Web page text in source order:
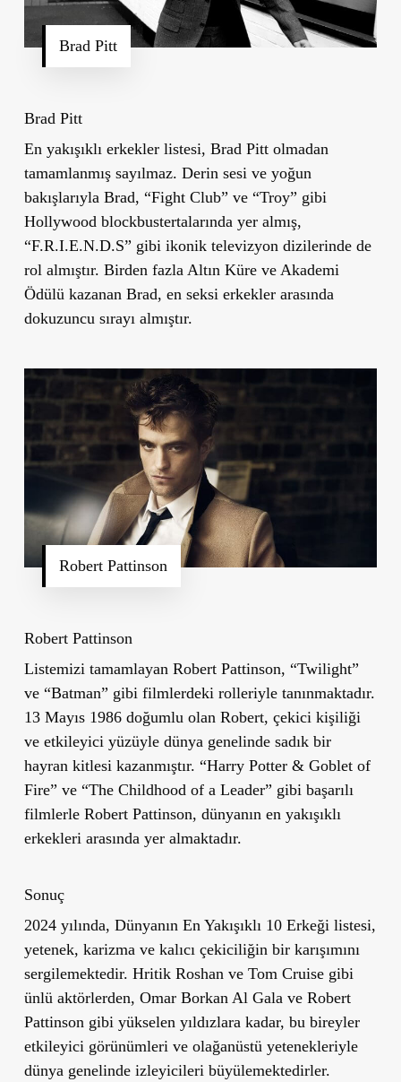
Brad Pitt
Brad Pitt
En yakışıklı erkekler listesi, Brad Pitt olmadan
tamamlanmış sayılmaz. Derin sesi ve yoğun
bakışlarıyla Brad, “Fight Club” ve “Troy” gibi
Hollywood blockbustertalarında yer almış,
“F.R.I.E.N.D.S” gibi ikonik televizyon dizilerinde de
rol almıştır. Birden fazla Altın Küre ve Akademi
Ödülü kazanan Brad, en seksi erkekler arasında
dokuzuncu sırayı almıştır.
Robert Pattinson
Robert Pattinson
Listemizi tamamlayan Robert Pattinson, “Twilight”
ve “Batman” gibi filmlerdeki rolleriyle tanınmaktadır.
13 Mayıs 1986 doğumlu olan Robert, çekici kişiliği
ve etkileyici yüzüyle dünya genelinde sadık bir
hayran kitlesi kazanmıştır. “Harry Potter & Goblet of
Fire” ve “The Childhood of a Leader” gibi başarılı
filmlerle Robert Pattinson, dünyanın en yakışıklı
erkekleri arasında yer almaktadır.
Sonuç
2024 yılında, Dünyanın En Yakışıklı 10 Erkeği listesi,
yetenek, karizma ve kalıcı çekiciliğin bir karışımını
sergilemektedir. Hritik Roshan ve Tom Cruise gibi
ünlü aktörlerden, Omar Borkan Al Gala ve Robert
Pattinson gibi yükselen yıldızlara kadar, bu bireyler
etkileyici görünümleri ve olağanüstü yetenekleriyle
dünya genelinde izleyicileri büyülemektedirler.